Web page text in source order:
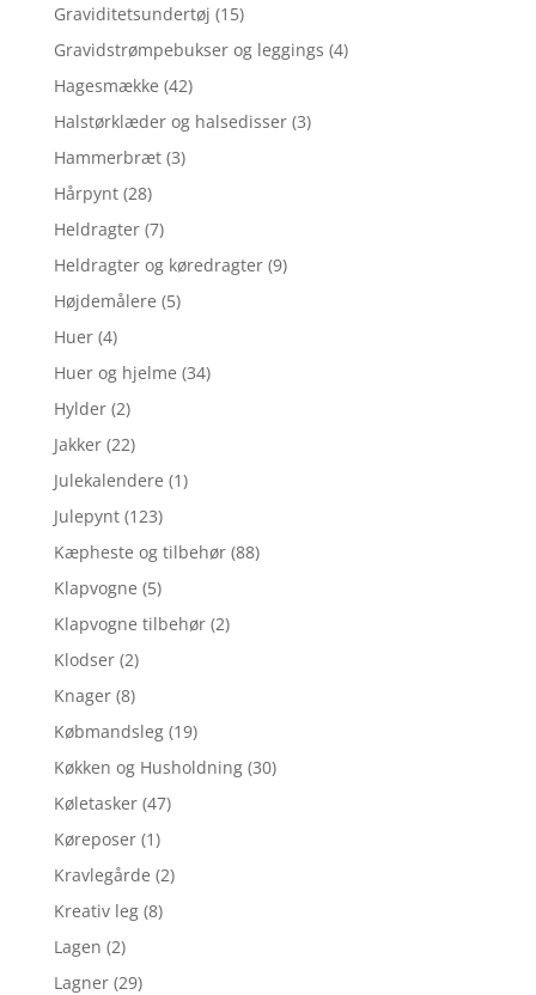
Graviditetsundertøj (15)
Gravidstrømpebukser og leggings (4)
Hagesmække (42)
Halstørklæder og halsedisser (3)
Hammerbræt (3)
Hårpynt (28)
Heldragter (7)
Heldragter og køredragter (9)
Højdemålere (5)
Huer (4)
Huer og hjelme (34)
Hylder (2)
Jakker (22)
Julekalendere (1)
Julepynt (123)
Kæpheste og tilbehør (88)
Klapvogne (5)
Klapvogne tilbehør (2)
Klodser (2)
Knager (8)
Købmandsleg (19)
Køkken og Husholdning (30)
Køletasker (47)
Køreposer (1)
Kravlegårde (2)
Kreativ leg (8)
Lagen (2)
Lagner (29)